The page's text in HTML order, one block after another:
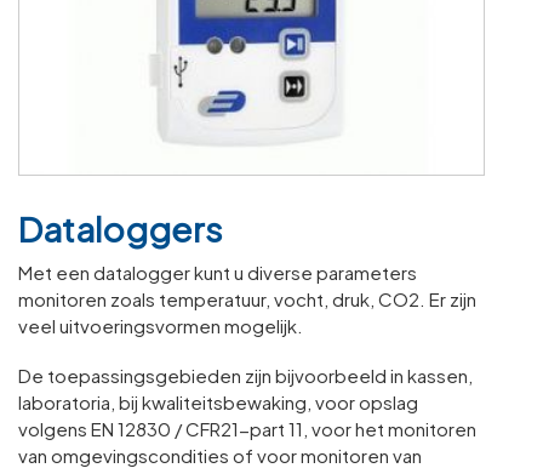
Dataloggers
Met een datalogger kunt u diverse parameters
monitoren zoals temperatuur, vocht, druk, CO2. Er zijn
veel uitvoeringsvormen mogelijk.
De toepassingsgebieden zijn bijvoorbeeld in kassen,
laboratoria, bij kwaliteitsbewaking, voor opslag
volgens EN 12830 / CFR21-part 11, voor het monitoren
van omgevingscondities of voor monitoren van